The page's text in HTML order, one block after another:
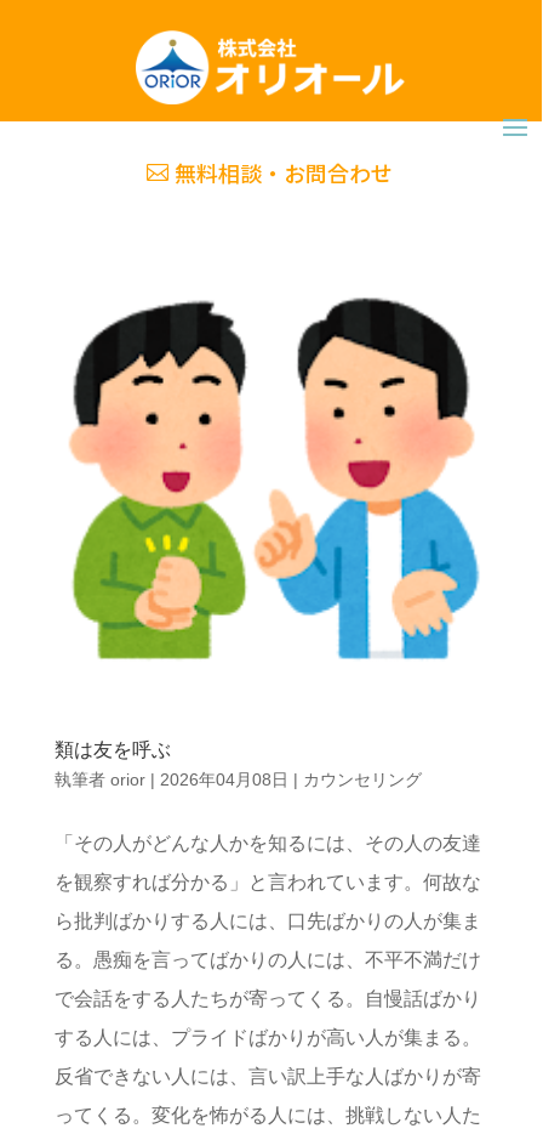
無料相談・お問合わせ
類は友を呼ぶ
執筆者 orior| 2026年04月08日 | カウンセリング
「その人がどんな人かを知るには、その人の友達
を観察すれば分かる」と言われています。何故な
ら批判ばかりする人には、口先ばかりの人が集ま
る。愚痴を言ってばかりの人には、不平不満だけ
で会話をする人たちが寄ってくる。自慢話ばかり
する人には、プライドばかりが高い人が集まる。
反省できない人には、言い訳上手な人ばかりが寄
ってくる。変化を怖がる人には、挑戦しない人た